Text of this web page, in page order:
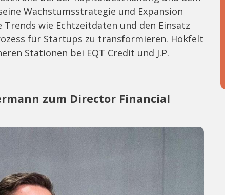
Wachstumsstrategie und Expansion
wie Echtzeitdaten und den Einsatz
für Startups zu transformieren. Hökfelt
Stationen bei EQT Credit und J.P.
zum Director Financial